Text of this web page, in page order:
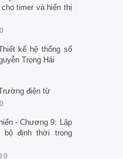
timer và hiển thị
0
kế hệ thống số
Trọng Hải
điện từ
0
- Chương 9: Lập
bộ định thời trong
0